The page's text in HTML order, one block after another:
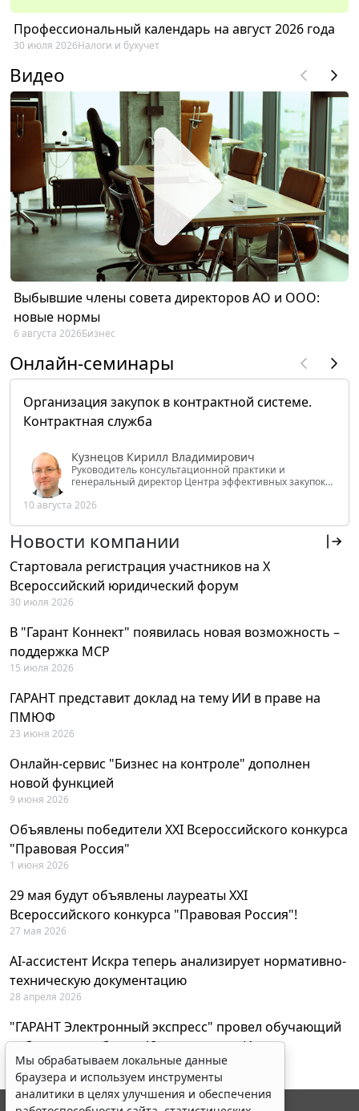
Профессиональный календарь на август 2026 года
30 июля 2026Налоги и бухучет
Видео
Выбывшие члены совета директоров АО и ООО:
новые нормы
6 августа 2026Бизнес
Онлайн-семинары
Организация закупок в контрактной системе.
Контрактная служба
Кузнецов Кирилл Владимирович
Руководитель консультационной практики и
генеральный директор Центра эффективных закупок
РФ
10 августа 2026
Новости компании
Стартовала регистрация участников на X
Всероссийский юридический форум
30 июля 2026
В "Гарант Коннект" появилась новая возможность –
поддержка MCP
15 июля 2026
ГАРАНТ представит доклад на тему ИИ в праве на
ПМЮФ
23 июня 2026
Онлайн-сервис "Бизнес на контроле" дополнен
новой функцией
9 июня 2026
Объявлены победители XXI Всероссийского конкурса
"Правовая Россия"
1 июня 2026
29 мая будут объявлены лауреаты XXI
Всероссийского конкурса "Правовая Россия"!
27 мая 2026
AI-ассистент Искра теперь анализирует нормативно-
техническую документацию
28 апреля 2026
"ГАРАНТ Электронный экспресс" провел обучающий
вебинар по работе с AI-ассистентом Искра
23 апреля 2026
Мы обрабатываем локальные данные
браузера и используем инструменты
аналитики в целях улучшения и обеспечения